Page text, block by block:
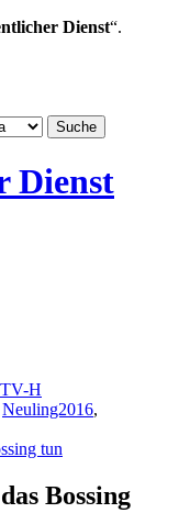
Dienst“.
H
Neuling2016,
tun
Bossing